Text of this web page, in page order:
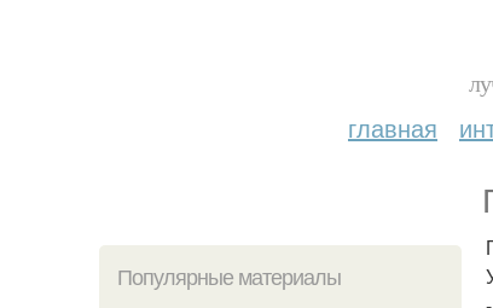
главная
Популярные материалы